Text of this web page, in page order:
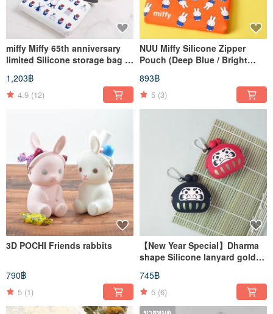
miffy Miffy 65th anniversary
limited Silicone storage bag /
mouth gold bag
1,203฿
4.9 (12)
NUU Miffy Silicone Zipper
Pouch (Deep Blue / Bright
Orange)
893฿
5 (3)
3D POCHI Friends rabbits
790฿
5 (1)
【New Year Special】Dharma
shape Silicone lanyard gold
bag (two colors)
745฿
5 (6)